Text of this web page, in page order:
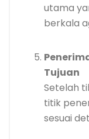
utama
berkala
Tujuan
Setelah
titik
sesuai